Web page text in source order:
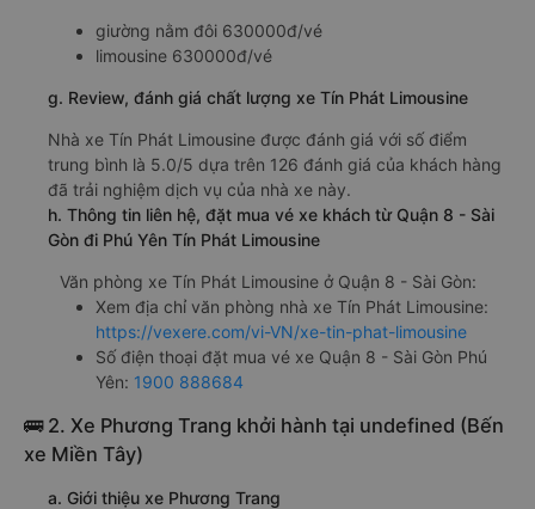
giường nằm đôi 630000đ/vé
limousine 630000đ/vé
g. Review, đánh giá chất lượng xe Tín Phát Limousine
Nhà xe Tín Phát Limousine được đánh giá với số điểm
trung bình là 5.0/5 dựa trên 126 đánh giá của khách hàng
đã trải nghiệm dịch vụ của nhà xe này.
h. Thông tin liên hệ, đặt mua vé xe khách từ Quận 8 - Sài
Gòn đi Phú Yên Tín Phát Limousine
Văn phòng xe Tín Phát Limousine ở Quận 8 - Sài Gòn:
Xem địa chỉ văn phòng nhà xe Tín Phát Limousine:
https://vexere.com/vi-VN/xe-tin-phat-limousine
Số điện thoại đặt mua vé xe Quận 8 - Sài Gòn Phú
Yên: 1900 888684
🚌 2. Xe Phương Trang khởi hành tại undefined (Bến
xe Miền Tây)
a. Giới thiệu xe Phương Trang